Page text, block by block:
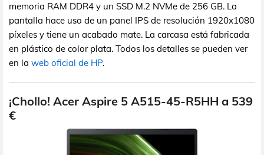
memoria RAM DDR4 y un SSD M.2 NVMe de 256 GB. La
pantalla hace uso de un panel IPS de resolución 1920x1080
píxeles y tiene un acabado mate. La carcasa está fabricada
en plástico de color plata. Todos los detalles se pueden ver
en la web oficial de HP.
¡Chollo! Acer Aspire 5 A515-45-R5HH a 539
€